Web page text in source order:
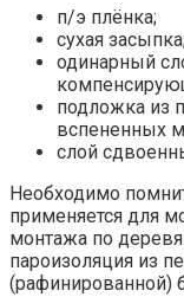
п/э плёнка;
сухая
одинарный
подложка из
вспененных
слой
Необходимо
применяется для
монтажа по
пароизоляция из
(рафинированной)